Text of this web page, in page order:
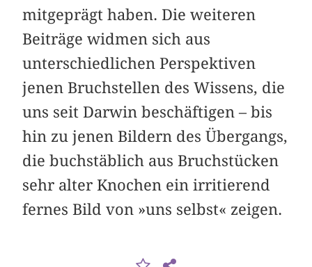
mitgeprägt haben. Die weiteren
Beiträge widmen sich aus
unterschiedlichen Perspektiven
jenen Bruchstellen des Wissens, die
uns seit Darwin beschäftigen – bis
hin zu jenen Bildern des Übergangs,
die buchstäblich aus Bruchstücken
sehr alter Knochen ein irritierend
fernes Bild von »uns selbst« zeigen.